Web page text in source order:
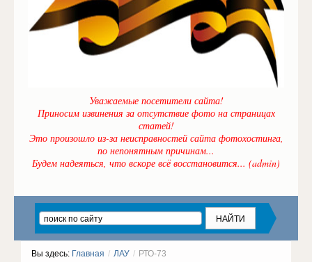
Уважаемые посетители сайта!
Приносим извинения за отсутствие фото на страницах
статей!
Это произошло из-за неисправностей сайта фотохостинга,
по непонятным причинам...
Будем надеяться, что вскоре всё восстановится... (admin)
Вы здесь: Главная / ЛАУ / РТО-73